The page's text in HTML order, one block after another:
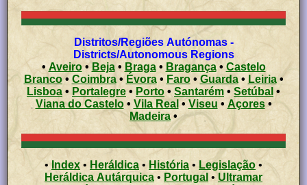
Distritos/Regiões Autónomas -
Districts/Autonomous Regions
• Aveiro• Beja• Braga• Bragança•Castelo
Branco• Coimbra• Évora• Faro• Guarda• Leiria•
Lisboa • Portalegre • Porto • Santarém • Setúbal •
Viana do Castelo• Vila Real• Viseu • Açores •
Madeira •
• Index • Heráldica • História • Legislação •
Heráldica Autárquica • Portugal •Ultramar